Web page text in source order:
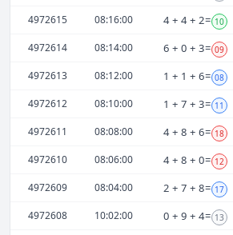
4972615 08:16:00 4+ 4+ 2= 10
4972614 08:14:00 6 + 0 + 3= 09
4972613 08:12:00 1 + 1 + 6= 08
4972612 08:10:00 1 + 7 + 3= 11
4972611 08:08:00 4+ 8 + 6= 18
4972610 08:06:00 4+ 8 + 0= 12
4972609 08:04:00 2 + 7 + 8= 17
4972608 10:02:00 0 + 9 + 4= 13